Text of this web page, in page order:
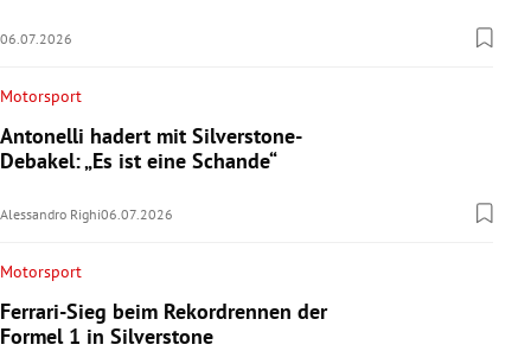
06.07.2026
Motorsport
Antonelli hadert mit Silverstone-
Debakel: „Es ist eine Schande“
Alessandro Righi06.07.2026
Motorsport
Ferrari-Sieg beim Rekordrennen der
Formel 1 in Silverstone